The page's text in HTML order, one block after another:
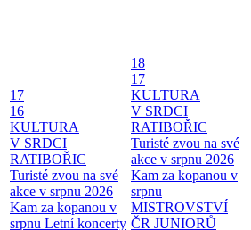
17
16
KULTURA
V SRDCI
RATIBOŘIC
Turisté zvou na své
akce v srpnu 2026
Kam za kopanou v
srpnu Letní koncerty
18
17
KULTURA
V SRDCI
RATIBOŘIC
Turisté zvou na své
akce v srpnu 2026
Kam za kopanou v
srpnu
MISTROVSTVÍ
ČR JUNIORŮ